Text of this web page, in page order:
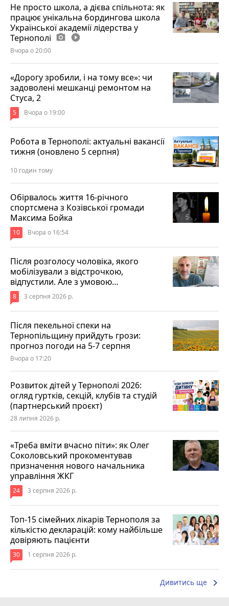
Не просто школа, а дієва спільнота: як
працює унікальна бордингова школа
Української академії лідерства у
Тернополі photo_camera play_circle_filled
Вчора о 20:00
«Дорогу зробили, і на тому все»: чи
задоволені мешканці ремонтом на
Стуса, 2
5 Вчора о 19:00
Робота в Тернополі: актуальні вакансії
тижня (оновлено 5 серпня)
10 годин тому
Обірвалось життя 16-річного
спортсмена з Козівської громади
Максима Бойка
10 Вчора о 16:54
Після розголосу чоловіка, якого
мобілізували з відстрочкою,
відпустили. Але з умовою…
8 3 серпня 2026 р.
Після пекельної спеки на
Тернопільщину прийдуть грози:
прогноз погоди на 5-7 серпня
Вчора о 17:20
Розвиток дітей у Тернополі 2026:
огляд гуртків, секцій, клубів та студій
(партнерський проєкт)
28 липня 2026 р.
«Треба вміти вчасно піти»: як Олег
Соколовський прокоментував
призначення нового начальника
управління ЖКГ
24 3 серпня 2026 р.
Топ-15 сімейних лікарів Тернополя за
кількістю декларацій: кому найбільше
довіряють пацієнти
30 1 серпня 2026 р.
Дивитись ще keyboard_arrow_right